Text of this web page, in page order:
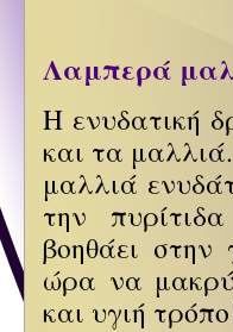
Λαμπερά
Η ενυδατική
και τα
μαλλιά
την
βοηθάει
ώρα να
και υγιή